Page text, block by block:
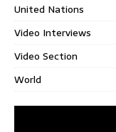
United Nations
Video Interviews
Video Section
World